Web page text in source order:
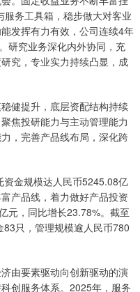
务工具箱，稳步做大对客业
发挥有力有效，公司连续4年
研究业务深化内外协同，充
究，专业实力持续凸显，成
健提升，底层资配结构持续
焦投研能力与主动管理能力
，完善产品线布局，深化跨
金规模达人民币5245.08亿
产品线，着力做好产品投资
元，同比增长23.78%。截至
只，管理规模逾人民币780
由要素驱动向创新驱动的演
创服务体系。2025年，服务